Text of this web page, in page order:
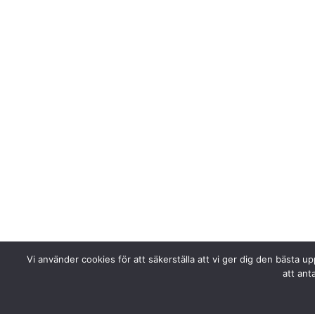
Vi använder cookies för att säkerställa att vi ger dig den bästa
att